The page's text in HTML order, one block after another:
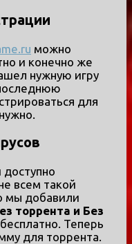
можно
и конечно же
нужную игру
для
доступно
всем такой
мы добавили
торрента и Без
Теперь
для торрента.